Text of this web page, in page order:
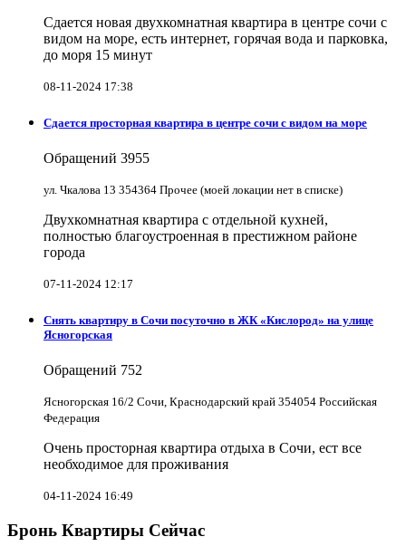
Сдается новая двухкомнатная квартира в центре сочи с
видом на море, есть интернет, горячая вода и парковка,
до моря 15 минут
08-11-2024 17:38
Сдается просторная квартира в центре сочи с видом на море
Обращений 3955
ул. Чкалова 13 354364 Прочее (моей локации нет в списке)
Двухкомнатная квартира с отдельной кухней,
полностью благоустроенная в престижном районе
города
07-11-2024 12:17
Снять квартиру в Cочи посуточно в ЖК «Кислород» на улице
Ясногорская
Обращений 752
Ясногорская 16/2 Сочи, Краснодарский край 354054 Российская
Федерация
Очень просторная квартира отдыха в Сочи, ест все
необходимое для проживания
04-11-2024 16:49
Бронь Квартиры Сейчас